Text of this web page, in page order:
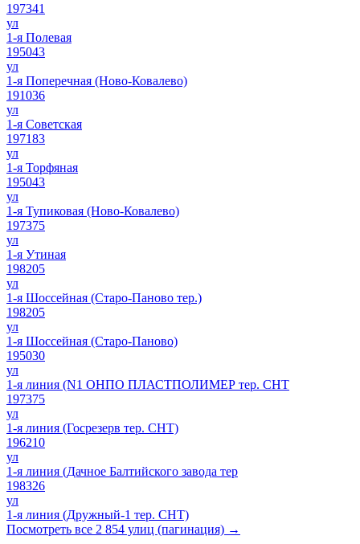
197341
ул
1-я Полевая
195043
ул
1-я Поперечная (Ново-Ковалево)
191036
ул
1-я Советская
197183
ул
1-я Торфяная
195043
ул
1-я Тупиковая (Ново-Ковалево)
197375
ул
1-я Утиная
198205
ул
1-я Шоссейная (Старо-Паново тер.)
198205
ул
1-я Шоссейная (Старо-Паново)
195030
ул
1-я линия (N1 ОНПО ПЛАСТПОЛИМЕР тер. СНТ
197375
ул
1-я линия (Госрезерв тер. СНТ)
196210
ул
1-я линия (Дачное Балтийского завода тер
198326
ул
1-я линия (Дружный-1 тер. СНТ)
Посмотреть все 2 854 улиц (пагинация) →